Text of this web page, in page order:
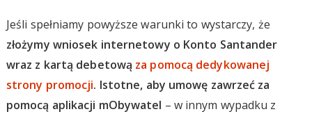
Jeśli spełniamy powyższe warunki to wystarczy, że
złożymy wniosek internetowy o Konto Santander
wraz z kartą debetową za pomocą dedykowanej
strony promocji. Istotne, aby umowę zawrzeć za
pomocą aplikacji mObywatel – w innym wypadku z